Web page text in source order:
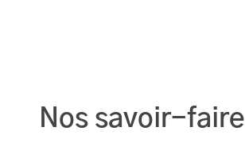
Nos savoir-faire